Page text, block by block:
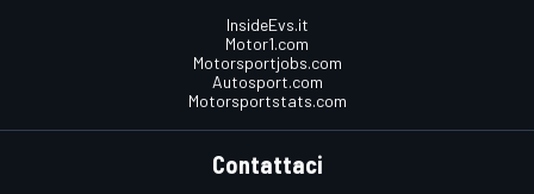
InsideEvs.it
Motor1.com
Motorsportjobs.com
Autosport.com
Motorsportstats.com
Contattaci